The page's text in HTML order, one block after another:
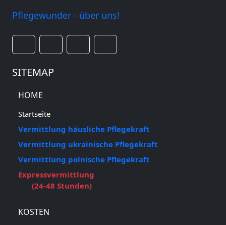
Pflegewunder - über uns!
SITEMAP
HOME
Startseite
Vermittlung häusliche Pflegekraft
Vermittlung ukrainische Pflegekraft
Vermittlung polnische Pflegekraft
Expressvermittlung
(24-48 Stunden)
KOSTEN